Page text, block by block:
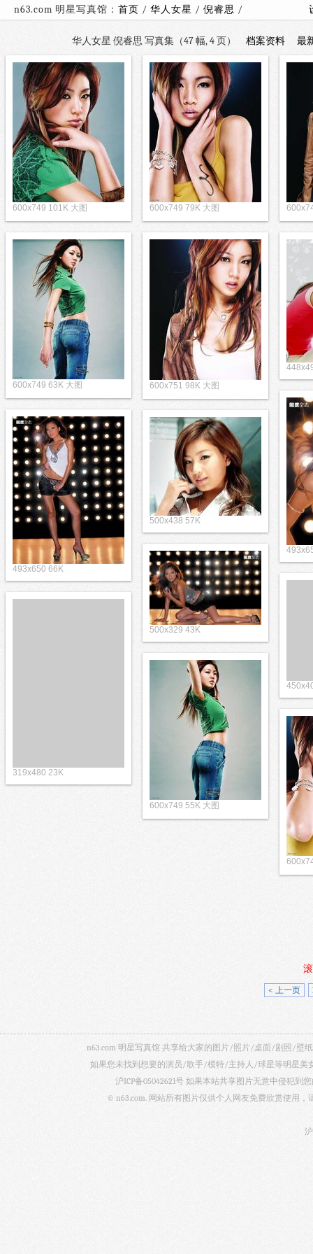
n63.com 明星写真馆： 首页 / 华人女星 / 倪睿思 /
华人女星 倪睿思 写真集（47 幅, 4 页） 档案资料 最
600x749 101K 大图 600x749 79K 大图
600x749 63K 大图 600x751 98K 大图
493x650 66K
500x438 57K
500x329 43K
319x480 23K
600x749 55K 大图
< 上一页
n63.com 明星写真馆 共享给大家的图片/照片/桌面/剧照/壁
如果您未找到想要的演员/歌手/模特/主持人/球星等明星美
沪ICP备05042621号 如果本站共享图片无意中侵犯到
© n63.com. 网站所有图片仅供个人网友免费欣赏使用